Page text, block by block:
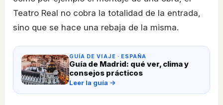
Teatro Real no cobra la totalidad de la entrada,
sino que se hace una rebaja de la misma.
GUÍA DE VIAJE · ESPAÑA
Guía de Madrid: qué ver, clima y
consejos prácticos
Leer la guía →